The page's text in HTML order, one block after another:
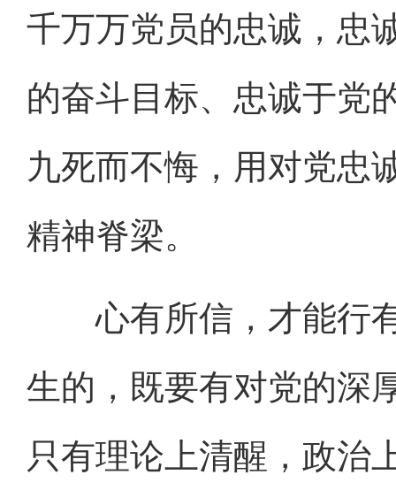
千万万党员的忠诚，忠
的奋斗目标、忠诚于党
九死而不悔，用对党忠
精神脊梁。
心有所信，才能行有
生的，既要有对党的深
只有理论上清醒，政治